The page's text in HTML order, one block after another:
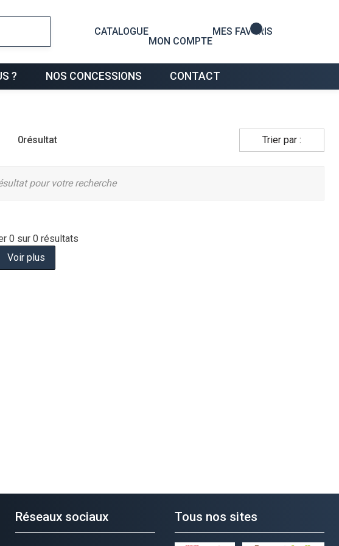
CATALOGUE
MON COMPTE
MES FAVORIS
? NOS CONCESSIONS CONTACT
0résultat Trier par :
pour votre recherche
0 sur 0 résultats
Voir plus
Réseaux sociaux Tous nos sites